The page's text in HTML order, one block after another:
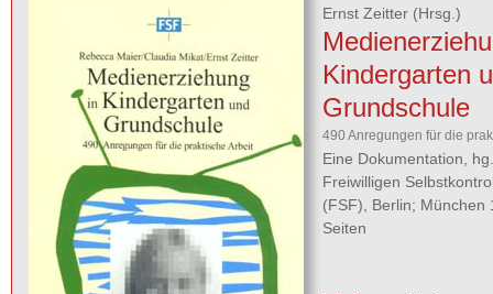
Ernst Zeitter(Hrsg.)
Kindergarten
Grundschule
490 Anregungen für die
Eine Dokumentation,
Freiwilligen
(FSF), Berlin; München
Seiten